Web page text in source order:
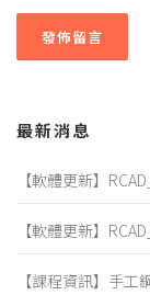
最新消息
【軟體更新】
【軟體更新】
【課程資訊】手